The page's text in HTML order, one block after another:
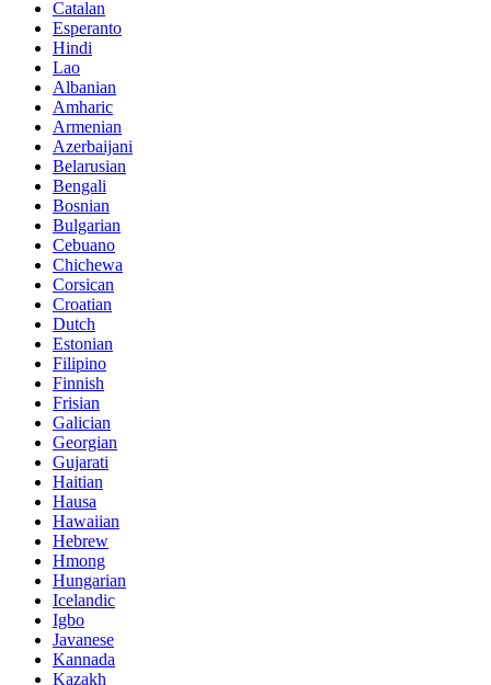
Catalan
Esperanto
Hindi
Lao
Albanian
Amharic
Armenian
Azerbaijani
Belarusian
Bengali
Bosnian
Bulgarian
Cebuano
Chichewa
Corsican
Croatian
Dutch
Estonian
Filipino
Finnish
Frisian
Galician
Georgian
Gujarati
Haitian
Hausa
Hawaiian
Hebrew
Hmong
Hungarian
Icelandic
Igbo
Javanese
Kannada
Kazakh